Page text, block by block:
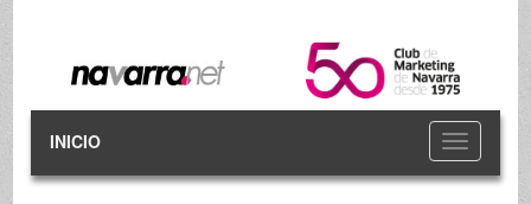
Toggle
navigation
INICIO